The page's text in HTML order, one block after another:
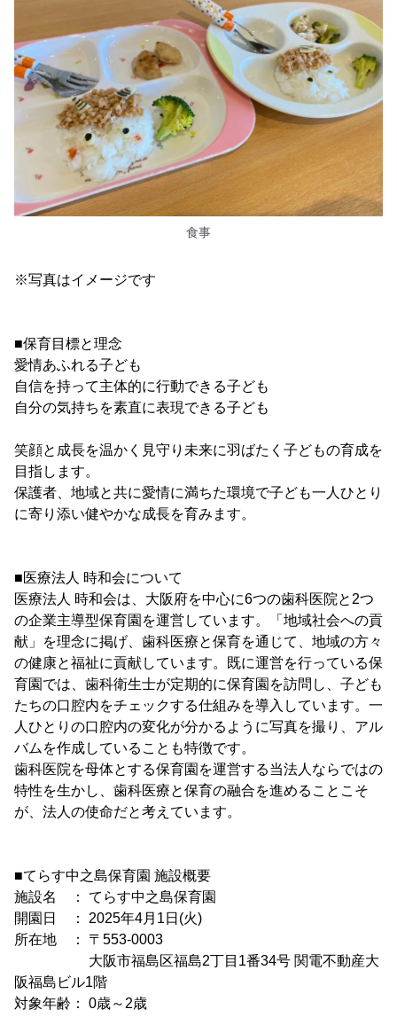
食事
※写真はイメージです
■保育目標と理念
愛情あふれる子ども
自信を持って主体的に行動できる子ども
自分の気持ちを素直に表現できる子ども
笑顔と成長を温かく見守り未来に羽ばたく子どもの育成を
目指します。
保護者、地域と共に愛情に満ちた環境で子ども一人ひとり
に寄り添い健やかな成長を育みます。
■医療法人 時和会について
医療法人 時和会は、大阪府を中心に6つの歯科医院と2つ
の企業主導型保育園を運営しています。「地域社会への貢
献」を理念に掲げ、歯科医療と保育を通じて、地域の方々
の健康と福祉に貢献しています。既に運営を行っている保
育園では、歯科衛生士が定期的に保育園を訪問し、子ども
たちの口腔内をチェックする仕組みを導入しています。一
人ひとりの口腔内の変化が分かるように写真を撮り、アル
バムを作成していることも特徴です。
歯科医院を母体とする保育園を運営する当法人ならではの
特性を生かし、歯科医療と保育の融合を進めることこそ
が、法人の使命だと考えています。
■てらす中之島保育園 施設概要
施設名 ： てらす中之島保育園
開園日 ： 2025年4月1日(火)
所在地 ： 〒553-0003
大阪市福島区福島2丁目1番34号 関電不動産大
阪福島ビル1階
対象年齢： 0歳～2歳